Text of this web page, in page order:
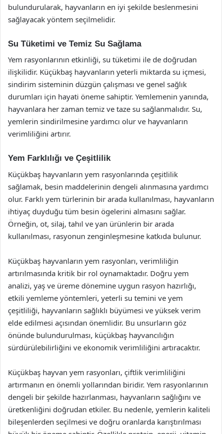
bulundurularak, hayvanların en iyi şekilde beslenmesini
sağlayacak yöntem seçilmelidir.
Su Tüketimi ve Temiz Su Sağlama
Yem rasyonlarının etkinliği, su tüketimi ile de doğrudan
ilişkilidir. Küçükbaş hayvanların yeterli miktarda su içmesi,
sindirim sisteminin düzgün çalışması ve genel sağlık
durumları için hayati öneme sahiptir. Yemlemenin yanında,
hayvanlara her zaman temiz ve taze su sağlanmalıdır. Su,
yemlerin sindirilmesine yardımcı olur ve hayvanların
verimliliğini artırır.
Yem Farklılığı ve Çeşitlilik
Küçükbaş hayvanların yem rasyonlarında çeşitlilik
sağlamak, besin maddelerinin dengeli alınmasına yardımcı
olur. Farklı yem türlerinin bir arada kullanılması, hayvanların
ihtiyaç duyduğu tüm besin ögelerini almasını sağlar.
Örneğin, ot, silaj, tahıl ve yan ürünlerin bir arada
kullanılması, rasyonun zenginleşmesine katkıda bulunur.
Küçükbaş hayvanların yem rasyonları, verimliliğin
artırılmasında kritik bir rol oynamaktadır. Doğru yem
analizi, yaş ve üreme dönemine uygun rasyon hazırlığı,
etkili yemleme yöntemleri, yeterli su temini ve yem
çeşitliliği, hayvanların sağlıklı büyümesi ve yüksek verim
elde edilmesi açısından önemlidir. Bu unsurların göz
önünde bulundurulması, küçükbaş hayvancılığın
sürdürülebilirliğini ve ekonomik verimliliğini artıracaktır.
Küçükbaş hayvan yem rasyonları, çiftlik verimliliğini
artırmanın en önemli yollarından biridir. Yem rasyonlarının
dengeli bir şekilde hazırlanması, hayvanların sağlığını ve
üretkenliğini doğrudan etkiler. Bu nedenle, yemlerin kaliteli
bileşenlerden seçilmesi ve doğru oranlarda karıştırılması